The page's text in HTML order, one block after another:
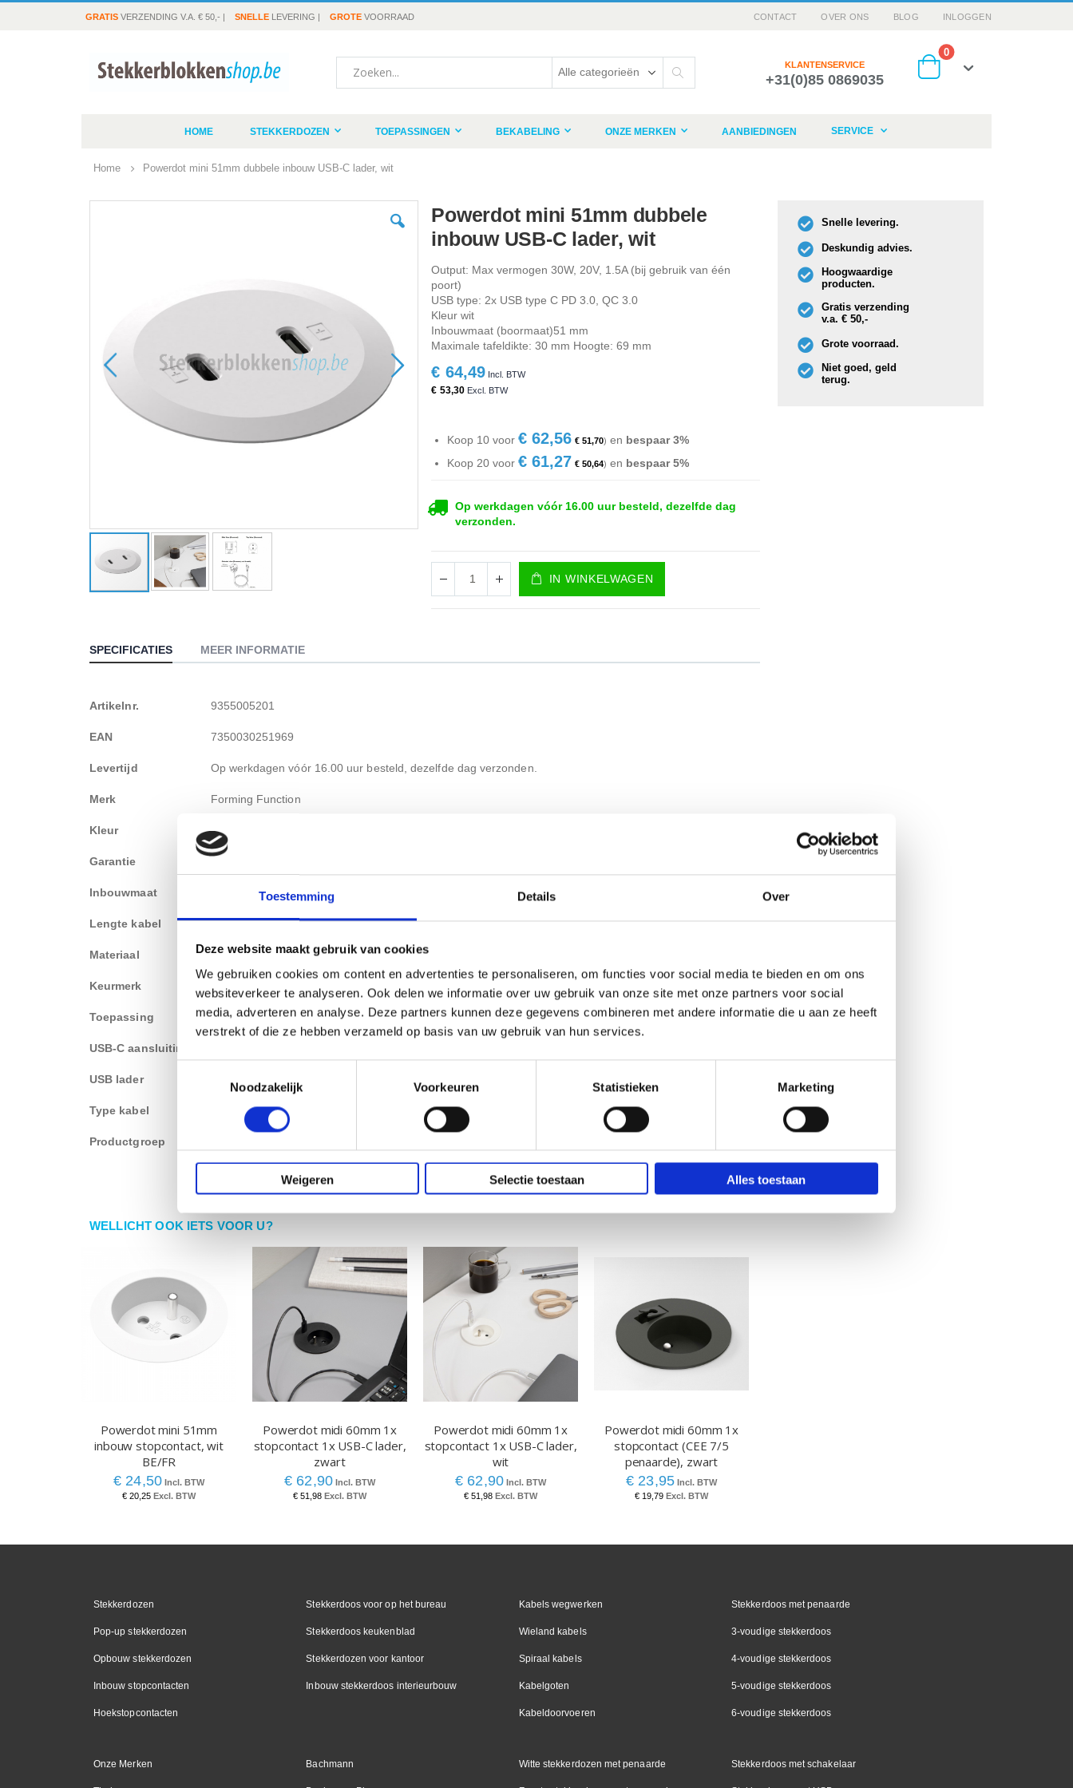
Toestemming Details Over
Deze website maakt gebruik van cookies
We gebruiken cookies om content en advertenties te personaliseren, om functies voor social media te bieden en om ons
websiteverkeer te analyseren. Ook delen we informatie over uw gebruik van onze site met onze partners voor social
media, adverteren en analyse. Deze partners kunnen deze gegevens combineren met andere informatie die u aan ze heeft
verstrekt of die ze hebben verzameld op basis van uw gebruik van hun services.
Noodzakelijk
Voorkeuren Statistieken Marketing
Weigeren Selectie toestaan Alles toestaan
GRATIS VERZENDING V.A. € 50,- | SNELLE LEVERING | GROTE VOORRAAD CONTACT OVER ONS BLOG INLOGGEN
Cart
0producten
KLANTENSERVICE
+31(0)85 0869035
HOME STEKKERDOZEN TOEPASSINGEN BEKABELING ONZE MERKEN AANBIEDINGEN SERVICE
Home Powerdot mini 51mm dubbele inbouw USB-C lader, wit
begin
van
gallerij
Powerdot mini 51mm dubbele
inbouw USB-C lader, wit
Output: Max vermogen 30W, 20V, 1.5A (bij gebruik van één
poort)
USB type: 2x USB type C PD 3.0, QC 3.0
Kleur wit
Inbouwmaat (boormaat)51 mm
Maximale tafeldikte: 30 mm Hoogte: 69 mm
€ 64,49
€ 53,30
Koop 10 voor€ 62,56 € 51,70 en bespaar3%
Koop 20 voor€ 61,27 € 50,64 en bespaar5%
Op werkdagen vóór 16.00 uur besteld, dezelfde dag
verzonden.
IN WINKELWAGEN
SPECIFICATIES
Meer
Artikelnr. 9355005201
EAN 7350030251969
Levertijd Op werkdagen vóór 16.00 uur besteld, dezelfde dag verzonden.
Merk Forming Function
Kleur Wit
Garantie
Inbouwmaat Ø rond 51mm
Lengte kabel 150cm
Materiaal Kunststof
Keurmerk CE-gecertificeerd
Toepassing Algemene toepassing
USB-C aansluiting
USB lader ja, twee usb laders
Type kabel Kabel met vaste stekker
Productgroep
MEER INFORMATIE
WELLICHT OOK IETS VOOR U?
Powerdot mini 51mm
inbouw stopcontact, wit
BE/FR
€ 24,50
€ 20,25
Powerdot midi 60mm 1x
stopcontact 1x USB-C lader,
zwart
€ 62,90
€ 51,98
Powerdot midi 60mm 1x
stopcontact 1x USB-C lader,
wit
€ 62,90
€ 51,98
Powerdot midi 60mm 1x
stopcontact (CEE 7/5
penaarde), zwart
€ 23,95
€ 19,79
Snelle levering.
Deskundig advies.
Hoogwaardige
producten.
Gratis verzending
v.a. € 50,-
Grote voorraad.
Niet goed, geld
terug.
Stekkerdozen
Pop-up stekkerdozen
Opbouw stekkerdozen
Inbouw stopcontacten
Hoekstopcontacten
Stekkerdoos voor op het bureau
Stekkerdoos keukenblad
Stekkerdozen voor kantoor
Inbouw stekkerdoos interieurbouw
Kabels wegwerken
Wieland kabels
Spiraal kabels
Kabelgoten
Kabeldoorvoeren
Stekkerdoos met penaarde
3-voudige stekkerdoos
4-voudige stekkerdoos
5-voudige stekkerdoos
6-voudige stekkerdoos
Onze Merken Bachmann Witte stekkerdozen met penaarde Stekkerdoos met schakelaar